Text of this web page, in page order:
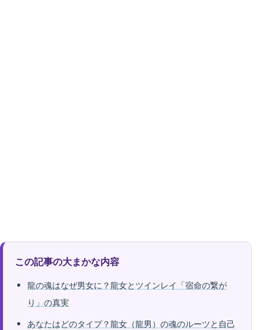
この記事の大まかな内容
龍の魂はなぜ男女に？龍女とツインレイ「宿命の繋が
り」の真実
あなたはどのタイプ？龍女（龍男）の魂のルーツと自己